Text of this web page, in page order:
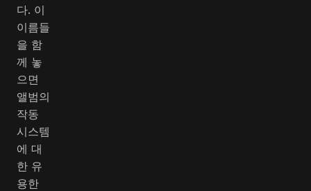
다. 이
이름들
을 함
께 놓
으면
앨범의
작동
시스템
에 대
한 유
용한